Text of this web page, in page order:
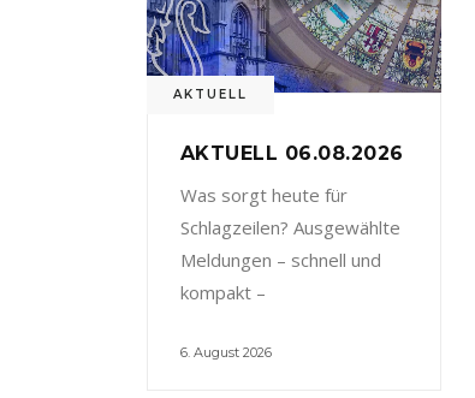
AKTUELL
AKTUELL 06.08.2026
Was sorgt heute für
Schlagzeilen? Ausgewählte
Meldungen – schnell und
kompakt –
6. August 2026